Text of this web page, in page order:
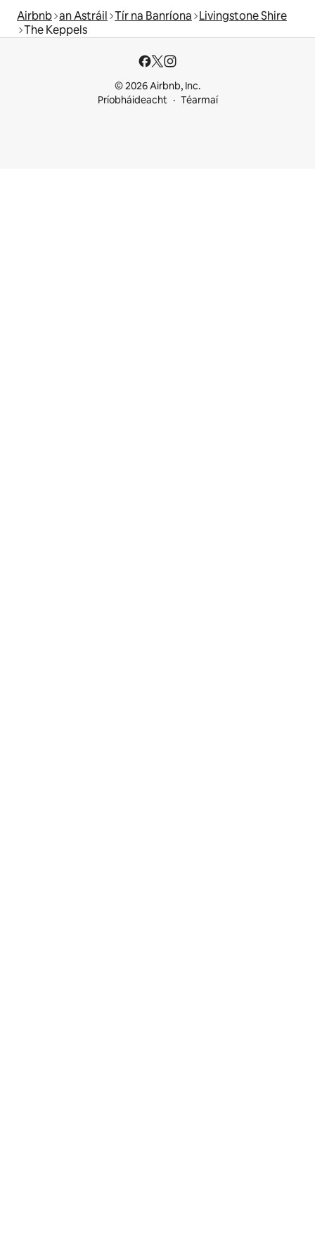
Airbnb an Astráil Tír na Banríona Livingstone Shire
The Keppels
© 2026 Airbnb, Inc.
Príobháideacht
Téarmaí